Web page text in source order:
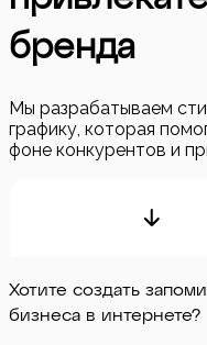
бренда
Мы разрабатываем
графику, которая
фоне конкурентов и
Хотите создать
бизнеса в интернете?